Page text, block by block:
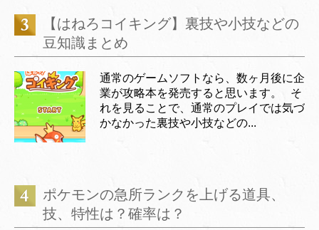
【はねろコイキング】裏技や小技などの
豆知識まとめ
通常のゲームソフトなら、数ヶ月後に企
業が攻略本を発売すると思います。 そ
れを見ることで、通常のプレイでは気づ
かなかった裏技や小技などの...
ポケモンの急所ランクを上げる道具、
技、特性は？確率は？